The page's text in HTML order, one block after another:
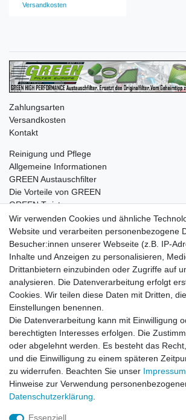
Versandkosten
Zahlungsarten
Versandkosten
Kontakt
Reinigung und Pflege
Allgemeine Informationen
GREEN Austauschfilter
Die Vorteile von GREEN
GREEN Twister
Impressum
Barrierefreiheitserklärung
Vertrag widerrufen
© Copyright 2026 | Alle Rechte
Wir verwenden Cookies und ähnliche
Website und verarbeiten personenbezogene
Besucher:innen unserer Webseite (z.B. IP-
Inhalte und Anzeigen zu personalisieren,
Drittanbietern einzubinden oder Zugriffe auf
analysieren. Die Datenverarbeitung erfolgt
Cookies. Wir teilen diese Daten mit Dritten,
Einstellungen benennen.
Die Datenverarbeitung kann mit Einwilligung
berechtigten Interesses erfolgen. Die
oder abgelehnt werden. Es besteht das
und die Einwilligung zu einem späteren
zu widerrufen. Beachten Sie unser Impressum
Hinweise zur Verwendung
Daten­schutz­erklärung
Essenziell